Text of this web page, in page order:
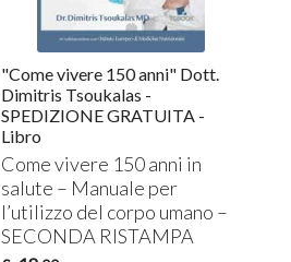
"Come vivere 150 anni" Dott.
Dimitris Tsoukalas -
SPEDIZIONE GRATUITA -
Libro
Come vivere 150 anni in
salute – Manuale per
l’utilizzo del corpo umano –
SECONDA RISTAMPA